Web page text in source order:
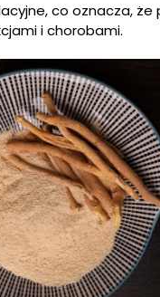
co oznacza, że
i chorobami.